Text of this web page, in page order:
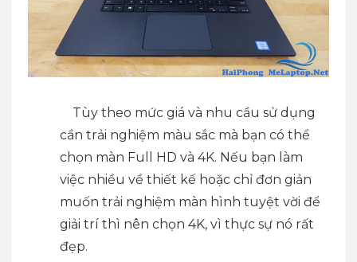
Tùy theo mức giá và nhu cầu sử dụng
cần trải nghiệm màu sắc mà bạn có thể
chọn màn Full HD và 4K. Nếu bạn làm
việc nhiều về thiết kế hoặc chỉ đơn giản
muốn trải nghiệm màn hình tuyệt vời để
giải trí thì nên chọn 4K, vì thực sự nó rất
đẹp.